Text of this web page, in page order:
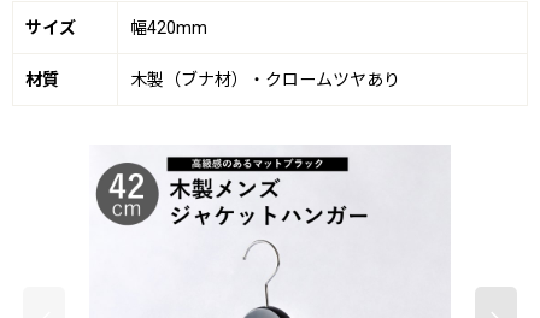
サイズ 幅420mm
材質 木製（ブナ材）・クロームツヤあり